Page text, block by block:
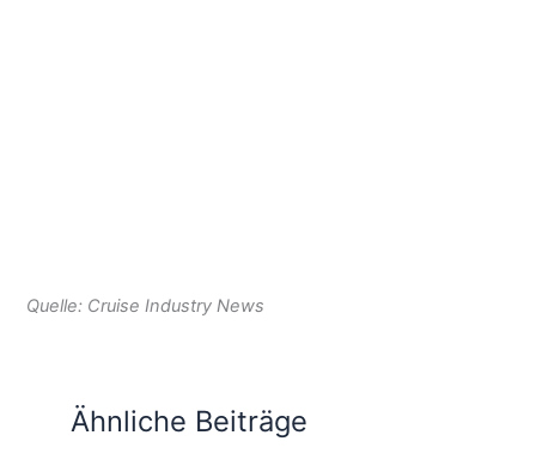
Quelle: Cruise Industry News
Ähnliche Beiträge